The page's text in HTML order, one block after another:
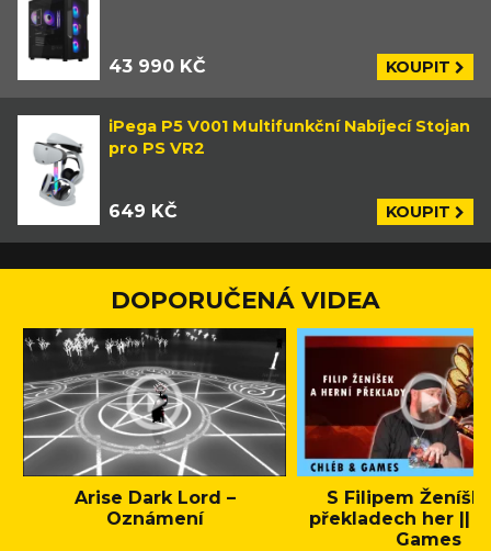
43 990 KČ KOUPIT
iPega P5 V001 Multifunkční Nabíjecí Stojan
pro PS VR2
649 KČ KOUPIT
DOPORUČENÁ VIDEA
Arise Dark Lord –
Oznámení
S Filipem
překladech her ||
Games